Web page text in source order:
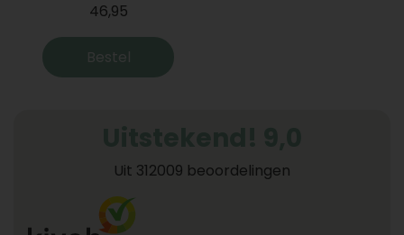
46,95
Bestel
Uit 312009 beoordelingen